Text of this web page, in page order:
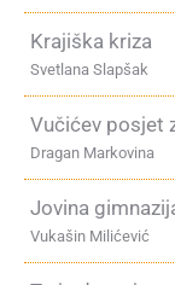
Krajiška kriza
Svetlana Slapšak
Vučićev posjet
Dragan Markovina
Jovina
Vukašin Milićević